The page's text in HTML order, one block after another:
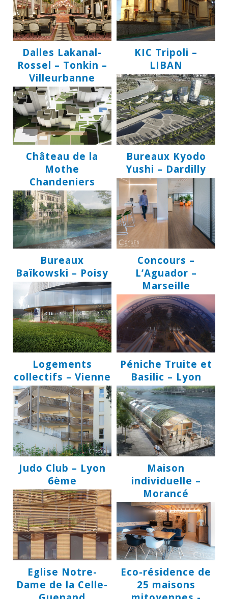
Dalles Lakanal-
Rossel – Tonkin –
Villeurbanne
KIC Tripoli –
LIBAN
Château de la
Mothe
Chandeniers
Bureaux Kyodo
Yushi – Dardilly
Bureaux
Baïkowski – Poisy
Concours –
L’Aguador –
Marseille
Logements
collectifs – Vienne
Péniche Truite et
Basilic – Lyon
Judo Club – Lyon
6ème
Maison
individuelle –
Morancé
Eglise Notre-
Dame de la Celle-
Eco-résidence de
25 maisons